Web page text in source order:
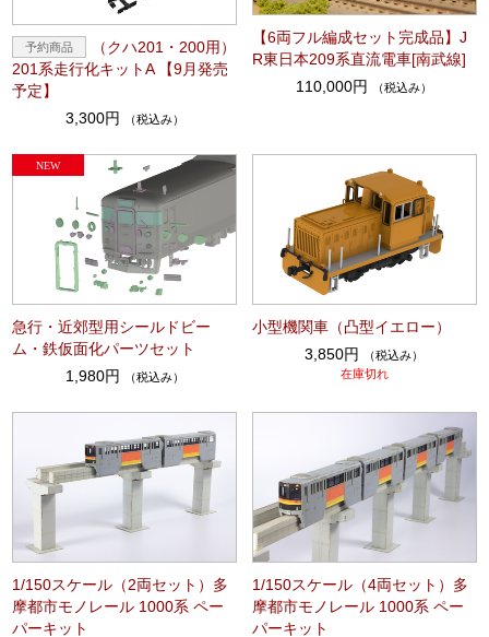
（クハ201・200用）
201系走行化キットA 【9月発売
予定】
3,300円
（税込み）
【6両フル編成セット完成品】J
R東日本209系直流電車[南武線]
110,000円
（税込み）
急行・近郊型用シールドビー
ム・鉄仮面化パーツセット
1,980円
（税込み）
小型機関車（凸型イエロー）
3,850円
（税込み）
在庫切れ
1/150スケール（2両セット）多
摩都市モノレール 1000系 ペー
パーキット
1/150スケール（4両セット）多
摩都市モノレール 1000系 ペー
パーキット